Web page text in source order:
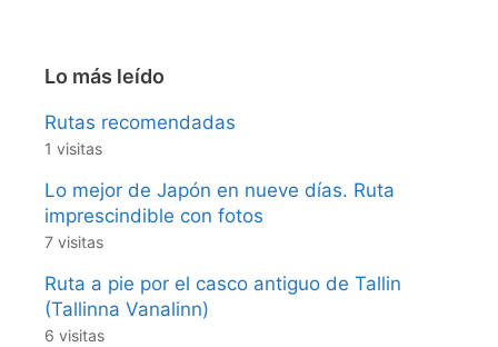
Lo más leído
Rutas recomendadas
1 visitas
Lo mejor de Japón en nueve días. Ruta
imprescindible con fotos
7 visitas
Ruta a pie por el casco antiguo de Tallin
(Tallinna Vanalinn)
6 visitas